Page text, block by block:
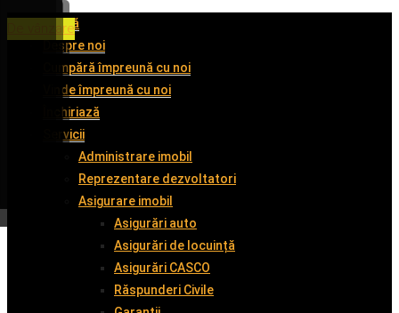
Acasă
Despre noi
Cumpără împreună cu noi
Vinde împreună cu noi
Închiriază
Servicii
Administrare imobil
Reprezentare dezvoltatori
Asigurare imobil
Asigurări auto
Asigurări de locuință
Asigurări CASCO
Răspunderi Civile
De închiriat
De închiriat
De închiriat
De vânzare